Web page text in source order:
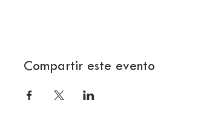
Compartir este evento